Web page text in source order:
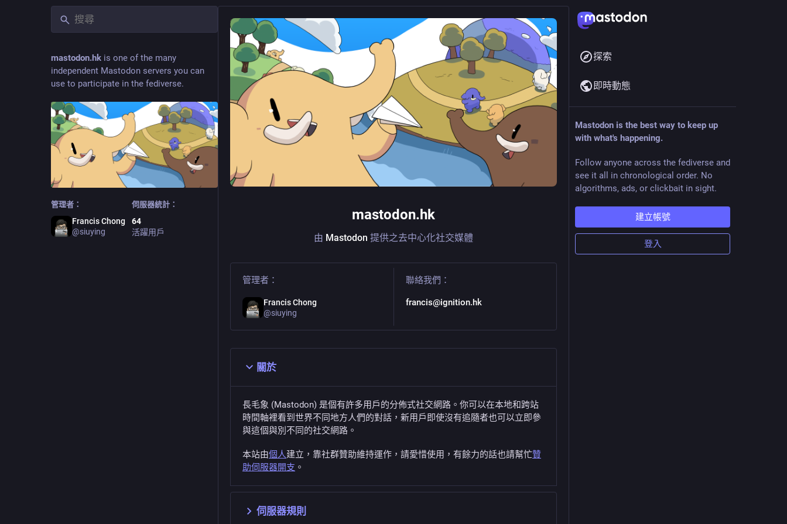
mastodon.hk is one of the many
independent Mastodon servers you can
use to participate in the fediverse.
管理者：
Francis Chong
@siuying
伺服器統計：
64
活躍用戶
mastodon.hk
由 Mastodon 提供之去中心化社交媒體
管理者：
Francis Chong
@siuying
聯絡我們：
francis@ignition.hk
關於
長毛象 (Mastodon) 是個有許多用戶的分佈式社交網路。你可以在本地和跨站
時間軸裡看到世界不同地方人們的對話，新用戶即使沒有追隨者也可以立即參
與這個與別不同的社交網路。
本站由個人建立，靠社群贊助維持運作，請愛惜使用，有餘力的話也請幫忙贊
助伺服器開支 。
伺服器規則
探索
即時動態
Mastodon is the best way to keep up
with what's happening.
Follow anyone across the fediverse and
see it all in chronological order. No
algorithms, ads, or clickbait in sight.
建立帳號
登入